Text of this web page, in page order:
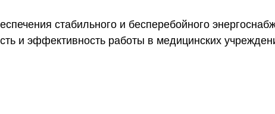
стабильного и бесперебойного
и эффективность работы в медицинских